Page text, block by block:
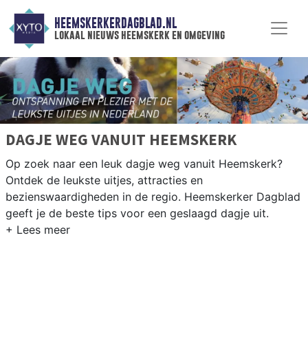
HEEMSKERKERDAGBLAD.NL
lokaal nieuws heemskerk en omgeving
DAGJE WEG VANUIT HEEMSKERK
Op zoek naar een leuk dagje weg vanuit Heemskerk?
Ontdek de leukste uitjes, attracties en
bezienswaardigheden in de regio. Heemskerker Dagblad
geeft je de beste tips voor een geslaagd dagje uit.